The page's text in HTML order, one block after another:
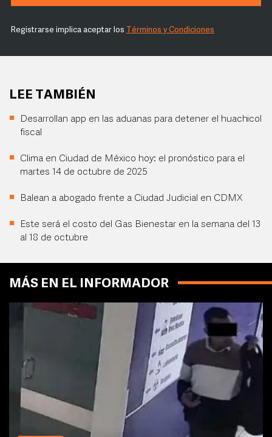
Registrarse implica aceptar los Términos y Condiciones
LEE TAMBIÉN
Desarrollan app en las aduanas para detener el huachicol
fiscal
Clima en Ciudad de México hoy: el pronóstico para el
martes 14 de octubre de 2025
Balean a abogado frente a Ciudad Judicial en CDMX
Este será el costo del Gas Bienestar en la semana del 13
al 18 de octubre
MÁS EN EL INFORMADOR